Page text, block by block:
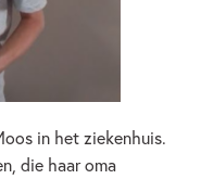
in het ziekenhuis.
die haar oma